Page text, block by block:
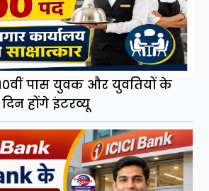
पास युवक और युवतियों के
होंगे इंटरव्यू